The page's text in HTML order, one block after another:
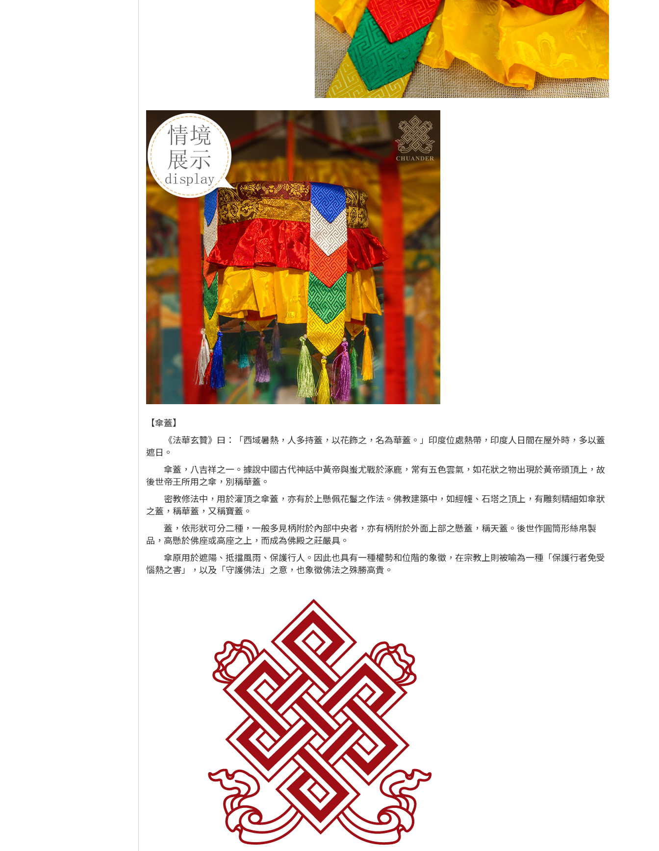
【傘蓋】
《法華玄贊》曰：「西域暑熱，人多持蓋，以花飾之，名為華蓋。」印度位處熱帶，印度人日間在屋外時，多以蓋
遮日。
傘蓋，八吉祥之一。據說中國古代神話中黃帝與蚩尤戰於涿鹿，常有五色雲氣，如花狀之物出現於黃帝頭頂上，故
後世帝王所用之傘，別稱華蓋。
密教修法中，用於灌頂之傘蓋，亦有於上懸佩花鬘之作法。佛教建築中，如經幢、石塔之頂上，有雕刻精細如傘狀
之蓋，稱華蓋，又稱寶蓋。
蓋，依形狀可分二種，一般多見柄附於內部中央者，亦有柄附於外面上部之懸蓋，稱天蓋。後世作圓筒形絲帛製
品，高懸於佛座或高座之上，而成為佛殿之莊嚴具。
傘原用於遮陽、抵擋風雨、保護行人。因此也具有一種權勢和位階的象徵，在宗教上則被喻為一種「保護行者免受
惱熱之害」，以及「守護佛法」之意，也象徵佛法之殊勝高貴。